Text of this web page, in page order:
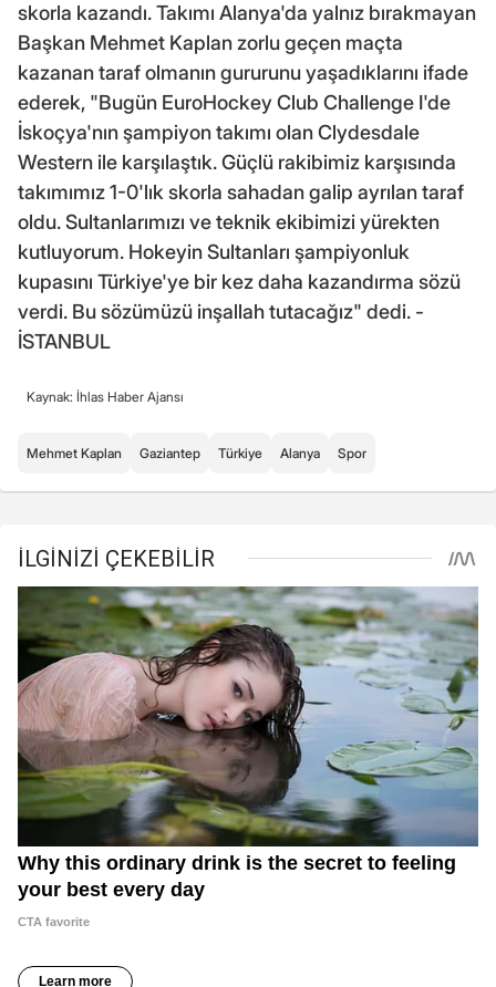
skorla kazandı. Takımı Alanya'da yalnız bırakmayan
Başkan Mehmet Kaplan zorlu geçen maçta
kazanan taraf olmanın gururunu yaşadıklarını ifade
ederek, "Bugün EuroHockey Club Challenge I'de
İskoçya'nın şampiyon takımı olan Clydesdale
Western ile karşılaştık. Güçlü rakibimiz karşısında
takımımız 1-0'lık skorla sahadan galip ayrılan taraf
oldu. Sultanlarımızı ve teknik ekibimizi yürekten
kutluyorum. Hokeyin Sultanları şampiyonluk
kupasını Türkiye'ye bir kez daha kazandırma sözü
verdi. Bu sözümüzü inşallah tutacağız" dedi. -
İSTANBUL
Kaynak: İhlas Haber Ajansı
Mehmet Kaplan Gaziantep Türkiye Alanya Spor